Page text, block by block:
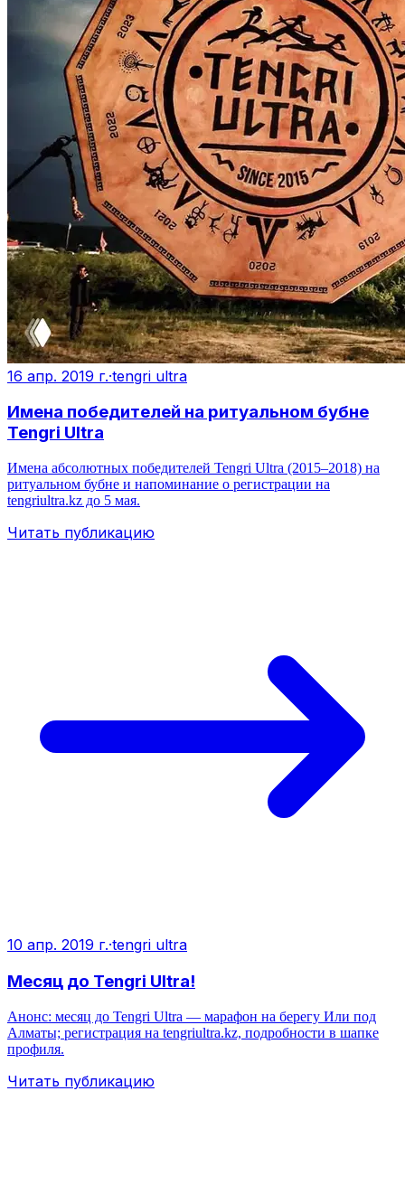
16 апр. 2019 г.·tengri ultra
Имена победителей на ритуальном бубне
Tengri Ultra
Имена абсолютных победителей Tengri Ultra (2015–2018) на
ритуальном бубне и напоминание о регистрации на
tengriultra.kz до 5 мая.
Читать публикацию
10 апр. 2019 г.·tengri ultra
Месяц до Tengri Ultra!
Анонс: месяц до Tengri Ultra — марафон на берегу Или под
Алматы; регистрация на tengriultra.kz, подробности в шапке
профиля.
Читать публикацию